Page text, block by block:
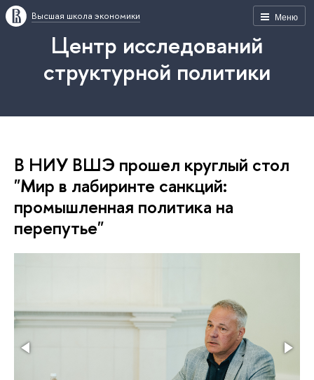
Меню
Высшая школа экономики
Центр исследований
структурной политики
В НИУ ВШЭ прошел круглый стол
"Мир в лабиринте санкций:
промышленная политика на
перепутье"